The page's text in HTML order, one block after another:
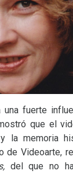
fuerte
que el
la memoria
de Videoarte,
del que no